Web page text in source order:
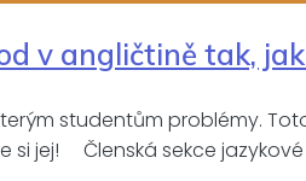
v angličtině tak,
studentům problémy.
si jej! Členská sekce